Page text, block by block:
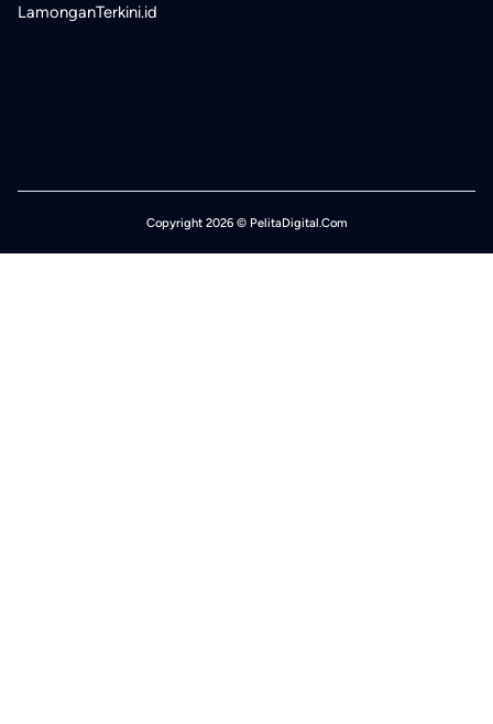
LamonganTerkini.id
Copyright 2026 © PelitaDigital.Com